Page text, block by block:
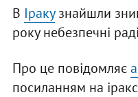
В Іракузнайшли
року небезпечні
Про це повідомляє
посиланням на